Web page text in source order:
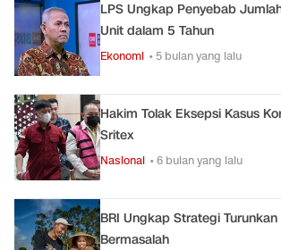
LPS Ungkap Penyebab
Unit dalam 5 Tahun
Ekonomi • 5 bulan yang lalu
Hakim Tolak Eksepsi Kasus
Sritex
Nasional • 6 bulan yang lalu
BRI Ungkap Strategi
Bermasalah